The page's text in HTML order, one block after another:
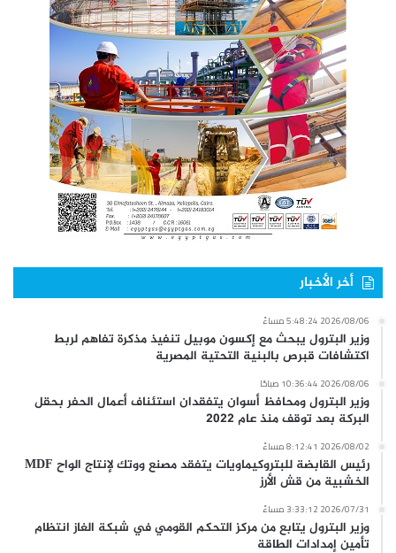
أخر الأخبار
2026/08/06 5:48:24 مساءً
وزير البترول يبحث مع إكسون موبيل تنفيذ مذكرة تفاهم لربط
اكتشافات قبرص بالبنية التحتية المصرية
2026/08/06 10:36:44 صباحًا
وزير البترول ومحافظ أسوان يتفقدان استئناف أعمال الحفر بحقل
البركة بعد توقف منذ عام 2022
2026/08/02 8:12:41 مساءً
رئيس القابضة للبتروكيماويات يتفقد مصنع ووتك لإنتاج الواح MDF
الخشبية من قش الأرز
2026/07/31 3:33:12 مساءً
وزير البترول يتابع من مركز التحكم القومي في شبكة الغاز انتظام
تأمين إمدادات الطاقة